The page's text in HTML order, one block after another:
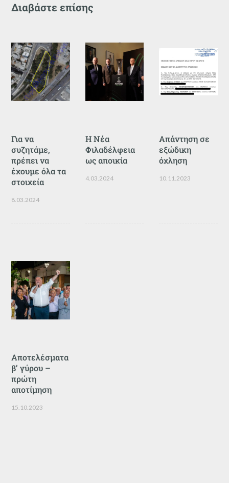
Διαβάστε επίσης
Για να
συζητάμε,
πρέπει να
έχουμε όλα τα
στοιχεία
8.03.2024
Η Νέα
Φιλαδέλφεια
ως αποικία
4.03.2024
Απάντηση σε
εξώδικη
όχληση
10.11.2023
Αποτελέσματα
β’ γύρου –
πρώτη
αποτίμηση
15.10.2023